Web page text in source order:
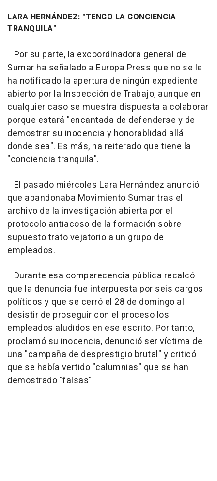
LARA HERNÁNDEZ: "TENGO LA CONCIENCIA
TRANQUILA"
Por su parte, la excoordinadora general de
Sumar ha señalado a Europa Press que no se le
ha notificado la apertura de ningún expediente
abierto por la Inspección de Trabajo, aunque en
cualquier caso se muestra dispuesta a colaborar
porque estará "encantada de defenderse y de
demostrar su inocencia y honorablidad allá
donde sea". Es más, ha reiterado que tiene la
"conciencia tranquila".
El pasado miércoles Lara Hernández anunció
que abandonaba Movimiento Sumar tras el
archivo de la investigación abierta por el
protocolo antiacoso de la formación sobre
supuesto trato vejatorio a un grupo de
empleados.
Durante esa comparecencia pública recalcó
que la denuncia fue interpuesta por seis cargos
políticos y que se cerró el 28 de domingo al
desistir de proseguir con el proceso los
empleados aludidos en ese escrito. Por tanto,
proclamó su inocencia, denunció ser víctima de
una "campaña de desprestigio brutal" y criticó
que se había vertido "calumnias" que se han
demostrado "falsas".